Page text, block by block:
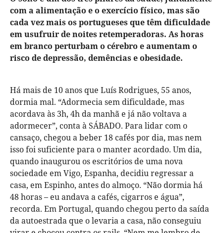
com a alimentação e o exercício físico, mas são
cada vez mais os portugueses que têm dificuldade
em usufruir de noites retemperadoras. As horas
em branco perturbam o cérebro e aumentam o
risco de depressão, demências e obesidade.
Há mais de 10 anos que Luís Rodrigues, 55 anos,
dormia mal. “Adormecia sem dificuldade, mas
acordava às 3h, 4h da manhã e já não voltava a
adormecer”, conta à SÁBADO. Para lidar com o
cansaço, chegou a beber 18 cafés por dia, mas nem
isso foi suficiente para o manter acordado. Um dia,
quando inaugurou os escritórios de uma nova
sociedade em Vigo, Espanha, decidiu regressar a
casa, em Espinho, antes do almoço. “Não dormia há
48 horas – eu andava a cafés, cigarros e água”,
recorda. Em Portugal, quando chegou perto da saída
da autoestrada que o levaria a casa, não conseguiu